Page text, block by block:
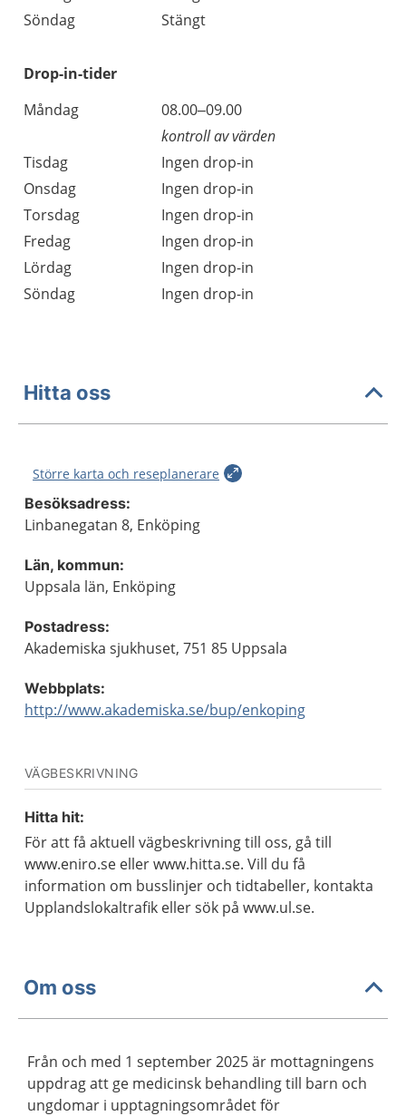
Söndag
Stängt
Drop-in-tider
Måndag
08.00–09.00
kontroll av värden
Tisdag
Ingen drop-in
Onsdag
Ingen drop-in
Torsdag
Ingen drop-in
Fredag
Ingen drop-in
Lördag
Ingen drop-in
Söndag
Ingen drop-in
Hitta oss
Större karta och reseplanerare
Besöksadress:
Linbanegatan 8, Enköping
Län, kommun:
Uppsala län, Enköping
Postadress:
Akademiska sjukhuset, 751 85 Uppsala
Webbplats:
http://www.akademiska.se/bup/enkoping
VÄGBESKRIVNING
Hitta hit:
För att få aktuell vägbeskrivning till oss, gå till
www.eniro.se eller www.hitta.se. Vill du få
information om busslinjer och tidtabeller, kontakta
Upplandslokaltrafik eller sök på www.ul.se.
Om oss
Från och med 1 september 2025 är mottagningens
uppdrag att ge medicinsk behandling till barn och
ungdomar i upptagningsområdet för